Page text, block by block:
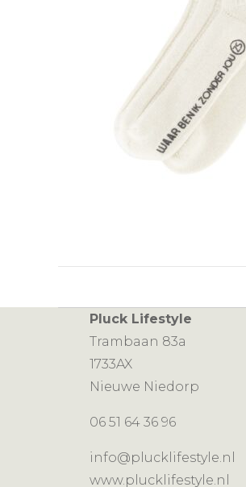
Pluck Lifestyle
Trambaan 83a
1733AX
Nieuwe Niedorp
06 51 64 36 96
info@plucklifestyle.nl
www.plucklifestyle.nl